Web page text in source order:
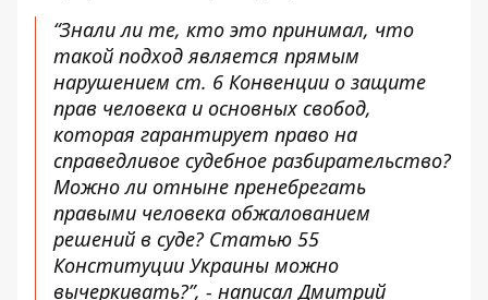
“Знали ли те, кто это принимал, что
такой подход является прямым
нарушением ст. 6 Конвенции о защите
прав человека и основных свобод,
которая гарантирует право на
справедливое судебное разбирательство?
Можно ли отныне пренебрегать
правыми человека обжалованием
решений в суде? Статью 55
Конституции Украины можно
вычеркивать?”, - написал Дмитрий